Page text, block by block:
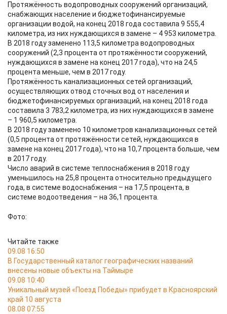
Протяжённость водопроводных сооружений организаций,
снабжающих население и бюджетофинансируемые
организации водой, на конец 2018 года составила 9 555,4
километра, из них нуждающихся в замене – 4 953 километра.
В 2018 году заменено 113,5 километра водопроводных
сооружений (2,3 процента от протяжённости сооружений,
нуждающихся в замене на конец 2017 года), что на 24,5
процента меньше, чем в 2017 году.
Протяжённость канализационных сетей организаций,
осуществляющих отвод сточных вод от населения и
бюджетофинансируемых организаций, на конец 2018 года
составила 3 783,2 километра, из них нуждающихся в замене
– 1 960,5 километра.
В 2018 году заменено 10 километров канализационных сетей
(0,5 процента от протяжённости сетей, нуждающихся в
замене на конец 2017 года), что на 10,7 процента больше, чем
в 2017 году.
Число аварий в системе теплоснабжения в 2018 году
уменьшилось на 25,8 процента относительно предыдущего
года, в системе водоснабжения – на 17,5 процента, в
системе водоотведения – на 36,1 процента.
Фото:
Читайте также
09.08 16:50
В Государственный каталог географических названий
внесены новые объекты на Таймыре
09.08 10:40
Уникальный музей «Поезд Победы» прибудет в Красноярский
край 10 августа
08.08 07:55